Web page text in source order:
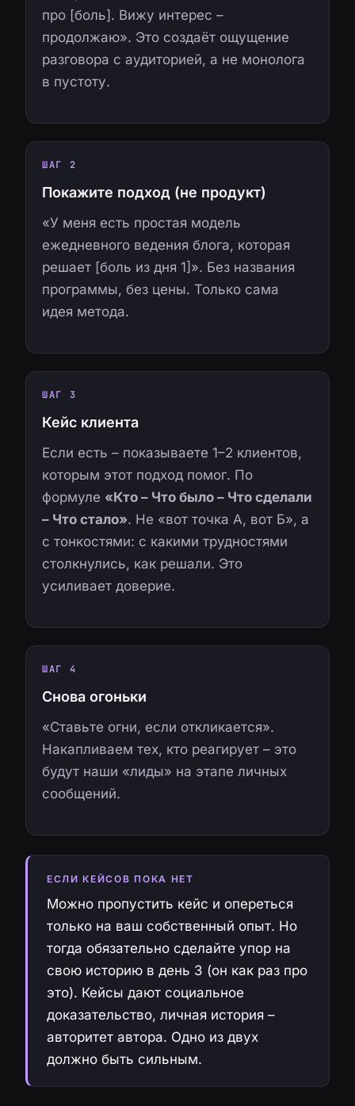
про [боль]. Вижу интерес –
продолжаю». Это создаёт ощущение
разговора с аудиторией, а не монолога
в пустоту.
ШАГ 2
Покажите подход (не продукт)
«У меня есть простая модель
ежедневного ведения блога, которая
решает [боль из дня 1]». Без названия
программы, без цены. Только сама
идея метода.
ШАГ 3
Кейс клиента
Если есть – показываете 1–2 клиентов,
которым этот подход помог. По
формуле «Кто – Что было – Что сделали
– Что стало». Не «вот точка А, вот Б», а
с тонкостями: с какими трудностями
столкнулись, как решали. Это
усиливает доверие.
ШАГ 4
Снова огоньки
«Ставьте огни, если откликается».
Накапливаем тех, кто реагирует – это
будут наши «лиды» на этапе личных
сообщений.
ЕСЛИ КЕЙСОВ ПОКА НЕТ
Можно пропустить кейс и опереться
только на ваш собственный опыт. Но
тогда обязательно сделайте упор на
свою историю в день 3 (он как раз про
это). Кейсы дают социальное
доказательство, личная история –
авторитет автора. Одно из двух
должно быть сильным.